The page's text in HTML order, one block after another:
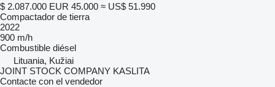
$ 2.087.000 EUR 45.000 ≈ US$ 51.990
Compactador de tierra
2022
900 m/h
Combustible diésel
Lituania, Kužiai
JOINT STOCK COMPANY KASLITA
Contacte con el vendedor